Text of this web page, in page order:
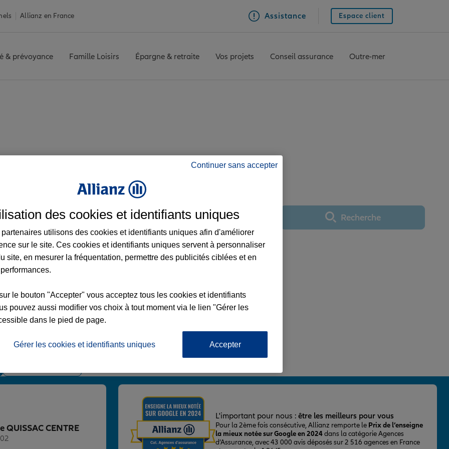
Allianz en France Assistance Espace client
& prévoyance Famille Loisirs Épargne & retraite Vos projets Conseil assurance Outre-mer
de l'agence QUISSAC CENTRE
Utiliser ma positionRecherche
CENTRE
CENTRE
L'important pour nous : être les meilleurs pour vous
Pour la 2ème fois consécutive, Allianz remporte le Prix de l’enseigne
la mieux notée sur Google en 2024dans la catégorie Agences
d’Assurance, avec 43 000 avis déposés sur 2 516 agences en France
Continuer sans accepter
des cookies et identifiants uniques
partenaires utilisons des cookies et identifiants uniques afin d'améliorer
sur le site. Ces cookies et identifiants uniques servent à personnaliser
site, en mesurer la fréquentation, permettre des publicités ciblées et en
le bouton "Accepter" vous acceptez tous les cookies et identifiants
pouvez aussi modifier vos choix à tout moment via le lien "Gérer les
dans le pied de page.
Gérer les cookies et identifiants uniques Accepter